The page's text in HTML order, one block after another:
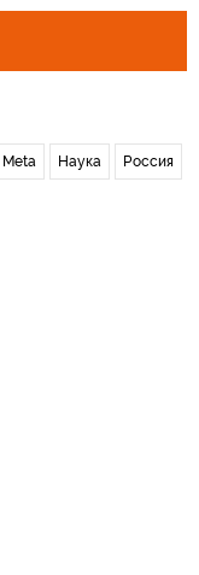
Meta Наука Россия